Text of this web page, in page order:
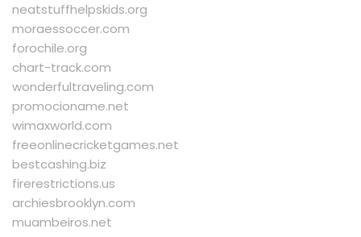
neatstuffhelpskids.org
moraessoccer.com
forochile.org
chart-track.com
wonderfultraveling.com
promocioname.net
wimaxworld.com
freeonlinecricketgames.net
bestcashing.biz
firerestrictions.us
archiesbrooklyn.com
muambeiros.net